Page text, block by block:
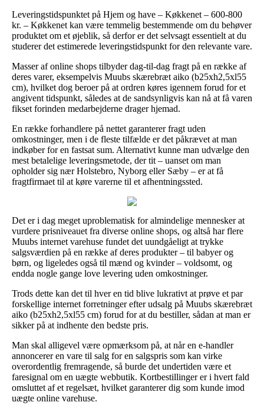
Leveringstidspunktet på Hjem og have – Køkkenet – 600-800
kr. – Køkkenet kan være temmelig bestemmende om du behøver
produktet om et øjeblik, så derfor er det selvsagt essentielt at du
studerer det estimerede leveringstidspunkt for den relevante vare.
Masser af online shops tilbyder dag-til-dag fragt på en række af
deres varer, eksempelvis Muubs skærebræt aiko (b25xh2,5xl55
cm), hvilket dog beroer på at ordren køres igennem forud for et
angivent tidspunkt, således at de sandsynligvis kan nå at få varen
fikset forinden medarbejderne drager hjemad.
En række forhandlere på nettet garanterer fragt uden
omkostninger, men i de fleste tilfælde er det påkrævet at man
indkøber for en fastsat sum. Alternativt kunne man udvælge den
mest betalelige leveringsmetode, der tit – uanset om man
opholder sig nær Holstebro, Nyborg eller Sæby – er at få
fragtfirmaet til at køre varerne til et afhentningssted.
Det er i dag meget uproblematisk for almindelige mennesker at
vurdere prisniveauet fra diverse online shops, og altså har flere
Muubs internet varehuse fundet det uundgåeligt at trykke
salgsværdien på en række af deres produkter – til babyer og
børn, og ligeledes også til mænd og kvinder – voldsomt, og
endda nogle gange love levering uden omkostninger.
Trods dette kan det til hver en tid blive lukrativt at prøve et par
forskellige internet forretninger efter udsalg på Muubs skærebræt
aiko (b25xh2,5xl55 cm) forud for at du bestiller, sådan at man er
sikker på at indhente den bedste pris.
Man skal alligevel være opmærksom på, at når en e-handler
annoncerer en vare til salg for en salgspris som kan virke
overordentlig fremragende, så burde det undertiden være et
faresignal om en uægte webbutik. Kortbestillinger er i hvert fald
omsluttet af et regelsæt, hvilket garanterer dig som kunde imod
uægte online varehuse.